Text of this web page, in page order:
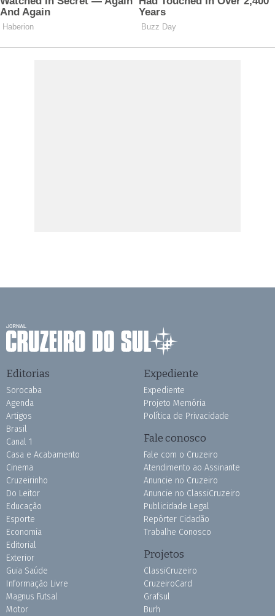
Editorias
Sorocaba
Agenda
Artigos
Brasil
Canal 1
Casa e Acabamento
Cinema
Cruzeirinho
Do Leitor
Educação
Esporte
Economia
Editorial
Exterior
Guia Saúde
Informação Livre
Magnus Futsal
Motor
Expediente
Expediente
Projeto Memória
Política de Privacidade
Fale conosco
Fale com o Cruzeiro
Atendimento ao Assinante
Anuncie no Cruzeiro
Anuncie no ClassiCruzeiro
Publicidade Legal
Repórter Cidadão
Trabalhe Conosco
Projetos
ClassiCruzeiro
CruzeiroCard
Grafsul
Burh